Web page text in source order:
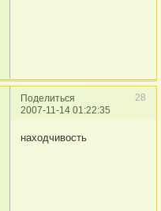
Поделиться
28
2007-11-14 01:22:35
находчивость